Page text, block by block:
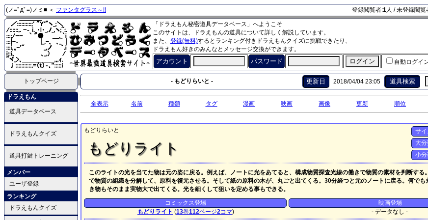
(ノ=ﾟдﾟ=)ノミ■ ＜ ファンタグラス～!! 登録閲覧者:1人 / 未登録閲覧
「ドラえもん秘密道具データベース」へようこそ
このサイトは、ドラえもんの道具について詳しく解説しています。
また、 登録(無料)するとランキング付きドラえもんクイズに挑戦できたり、
ドラえもん好きのみんなとメッセージ交換ができます。
アカウント パスワード 自動ログイ
トップページ - もどりらいと - 更新日 2018/04/04 23:05 道具検索
ドラえもん
道具データベース
ドラえもんクイズ
道具打鍵トレーニング
メンバー
ユーザ登録
ランキング
ドラえもんクイズ
全表示 名前 種類 タグ 漫画 映画 画像 更新 順位
もどりらいと
もどりライト
サ
大
小
このライトの光を当てた物は元の姿に戻る。例えば、ノートに光をあてると、構成物質探査光線の働きで物質の素材を判断する
で物質の組織を分解して、原料を復元させる。そして紙の原料の木が、丸ごと出てくる。30分経つと元のノートに戻る。何でも
き物もそのまま実物大で出てくる。光を細くして狙いを定める事もできる。
コミックス登場
もどりライト (13巻112ページ2コマ)
映画登場
- データなし -